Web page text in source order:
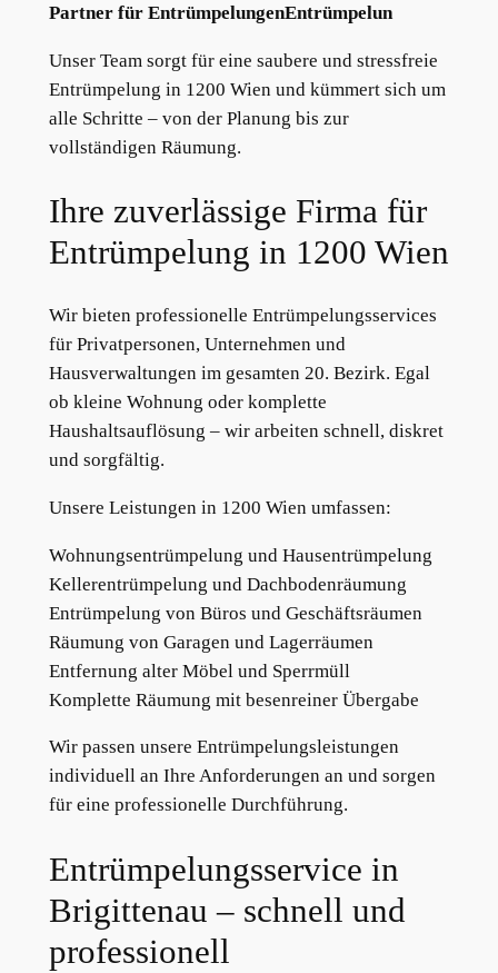
Partner für EntrümpelungenEntrümpelun
Unser Team sorgt für eine saubere und stressfreie
Entrümpelung in 1200 Wien und kümmert sich um
alle Schritte – von der Planung bis zur
vollständigen Räumung.
Ihre zuverlässige Firma für
Entrümpelung in 1200 Wien
Wir bieten professionelle Entrümpelungsservices
für Privatpersonen, Unternehmen und
Hausverwaltungen im gesamten 20. Bezirk. Egal
ob kleine Wohnung oder komplette
Haushaltsauflösung – wir arbeiten schnell, diskret
und sorgfältig.
Unsere Leistungen in 1200 Wien umfassen:
Wohnungsentrümpelung und Hausentrümpelung
Kellerentrümpelung und Dachbodenräumung
Entrümpelung von Büros und Geschäftsräumen
Räumung von Garagen und Lagerräumen
Entfernung alter Möbel und Sperrmüll
Komplette Räumung mit besenreiner Übergabe
Wir passen unsere Entrümpelungsleistungen
individuell an Ihre Anforderungen an und sorgen
für eine professionelle Durchführung.
Entrümpelungsservice in
Brigittenau – schnell und
professionell